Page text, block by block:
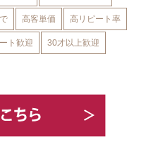
高客単価 高リピート率
ト歓迎 30才以上歓迎